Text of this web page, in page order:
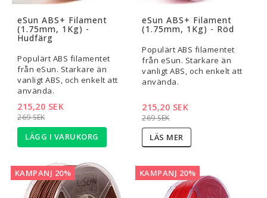
Lägg till i favoritlistan
eSun ABS+ Filament
(1.75mm, 1Kg) -
Hudfärg
Populärt ABS filamentet
från eSun. Starkare än
vanligt ABS, och enkelt att
använda.
269 SEK
215,20 SEK
LÄGG I VARUKORG
eSun ABS+ Filament
(1.75mm, 1Kg) - Röd
Populärt ABS filamentet
från eSun. Starkare än
vanligt ABS, och enkelt att
använda.
269 SEK
215,20 SEK
LÄS MER
KAMPANJ 20% KAMPANJ 20%